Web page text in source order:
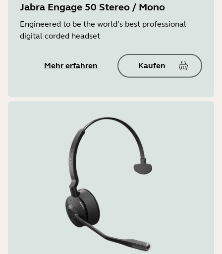
Jabra Engage 50 Stereo / Mono
Engineered to be the world’s best professional
digital corded headset
Mehr erfahren Kaufen